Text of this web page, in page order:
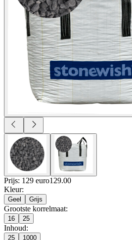
Prijs: 129 euro129.00
Kleur:
Geel Grijs
Grootste korrelmaat:
16 25
Inhoud:
25 1000